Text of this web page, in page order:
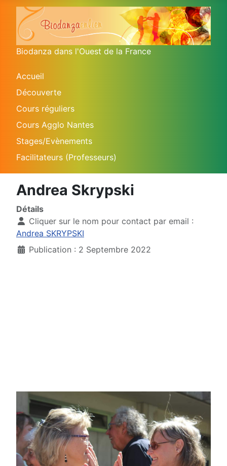
Biodanza dans l'Ouest de la France
Accueil
Découverte
Cours réguliers
Cours Agglo Nantes
Stages/Evènements
Facilitateurs (Professeurs)
Andrea Skrypski
Détails
Cliquer sur le nom pour contact par email :
Andrea SKRYPSKI
Publication : 2 Septembre 2022